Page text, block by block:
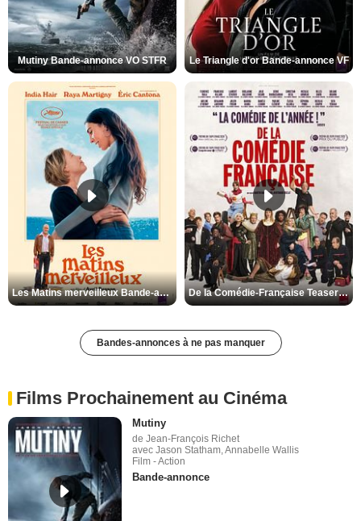
Mutiny Bande-annonce VO STFR Le Triangle d'or Bande-annonce VF
Les Matins merveilleux Bande-annonce VF De la Comédie-Française Teaser VF
Bandes-annonces à ne pas manquer
Films Prochainement au Cinéma
Mutiny
de Jean-François Richet
avec Jason Statham, Annabelle Wallis
Film - Action
Bande-annonce